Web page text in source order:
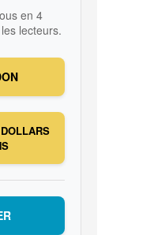
en 4
lecteurs.